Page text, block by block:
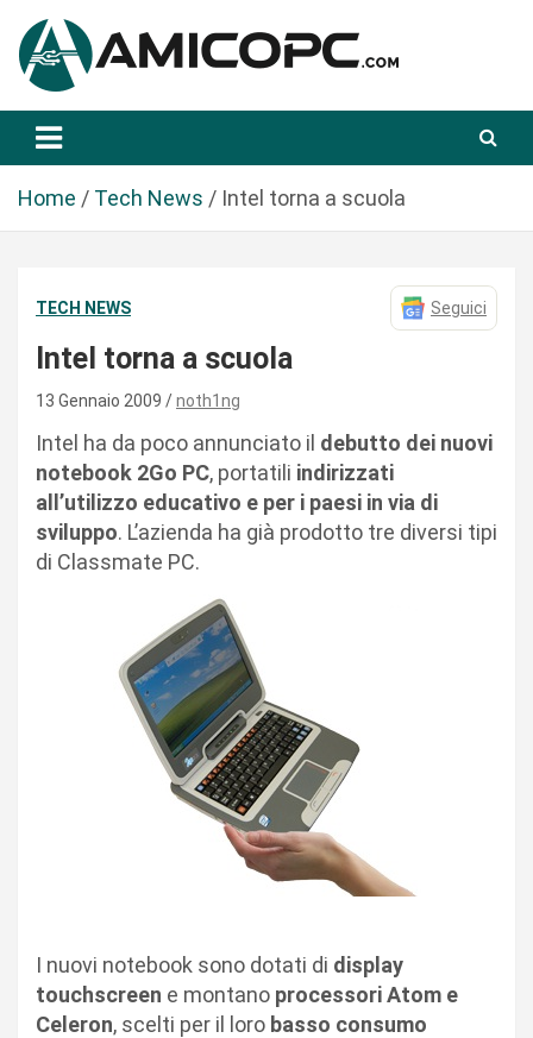
a
Amicopc.com
Home Tech News Intel torna a scuola
TECH NEWS Seguici
Intel torna a scuola
13 Gennaio 2009 noth1ng
Intel ha da poco annunciato il debutto dei nuovi
notebook 2Go PC, portatili indirizzati
all’utilizzo educativo e per i paesi in via di
sviluppo. L’azienda ha già prodotto tre diversi tipi
di Classmate PC.
I nuovi notebook sono dotati di display
touchscreen e montano processori Atom e
Celeron, scelti per il loro basso consumo